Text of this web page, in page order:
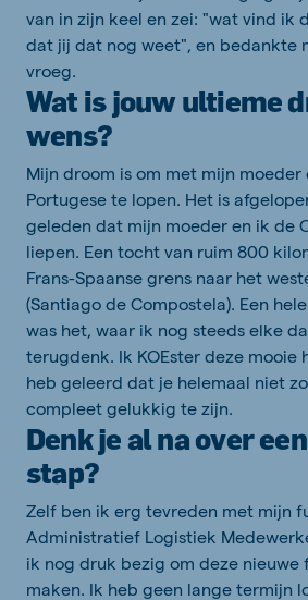
van in zijn keel en zei: "wat vind ik
dat jij dat nog weet", en bedankte
vroeg.
Wat is jouw ultieme
wens?
Mijn droom is om met mijn moeder
Portugese te lopen. Het is
geleden dat mijn moeder en ik de
liepen. Een tocht van ruim 800
Frans-Spaanse grens naar het
(Santiago de Compostela). Een
was het, waar ik nog steeds elke
terugdenk. Ik KOEster deze mooie
heb geleerd dat je helemaal niet
compleet gelukkig te zijn.
Denk je al na over
stap?
Zelf ben ik erg tevreden met mijn
Administratief Logistiek
ik nog druk bezig om deze nieuwe
maken. Ik heb geen lange termijn